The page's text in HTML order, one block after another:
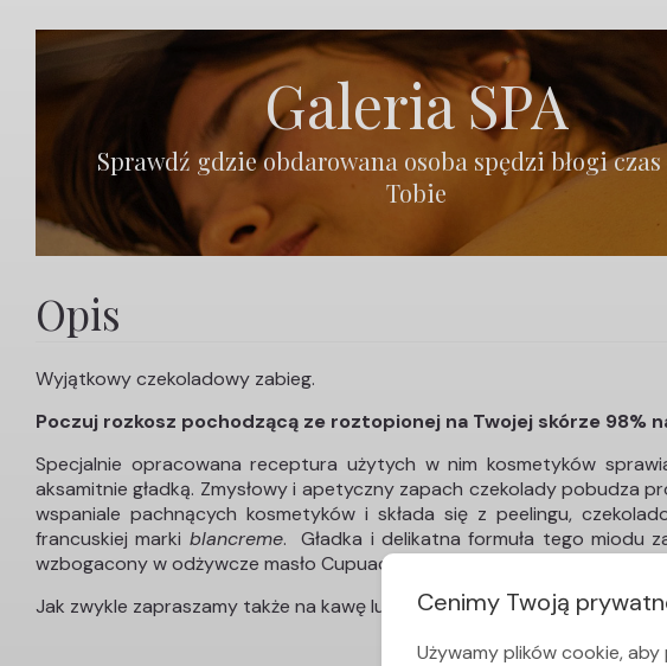
Galeria SPA
Sprawdź gdzie obdarowana osoba spędzi błogi
Tobie
Opis
Wyjątkowy czekoladowy zabieg.
Poczuj rozkosz pochodzącą ze roztopionej na Twojej skórze 98%
Specjalnie opracowana receptura użytych w nim kosmetyków
aksamitnie gładką. Zmysłowy i apetyczny zapach czekolady pobudza
wspaniale pachnących kosmetyków i składa się z peelingu,
francuskiej marki blancreme. Gładka i delikatna formuła tego miodu
wzbogacony w odżywcze masło Cupuacu i olej kokosowy
Jak zwykle zapraszamy także na kawę lub herbatę w ogrodzie zimowym.
Cenimy Twoją
Używamy plików cookie,